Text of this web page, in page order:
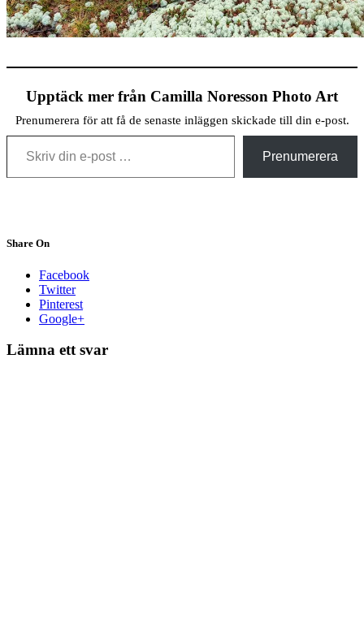
Upptäck mer från Camilla Noresson Photo Art
Prenumerera för att få de senaste inläggen skickade till din e-post.
Skriv din e-post …
Prenumerera
Share On
Facebook
Twitter
Pinterest
Google+
Lämna ett svar